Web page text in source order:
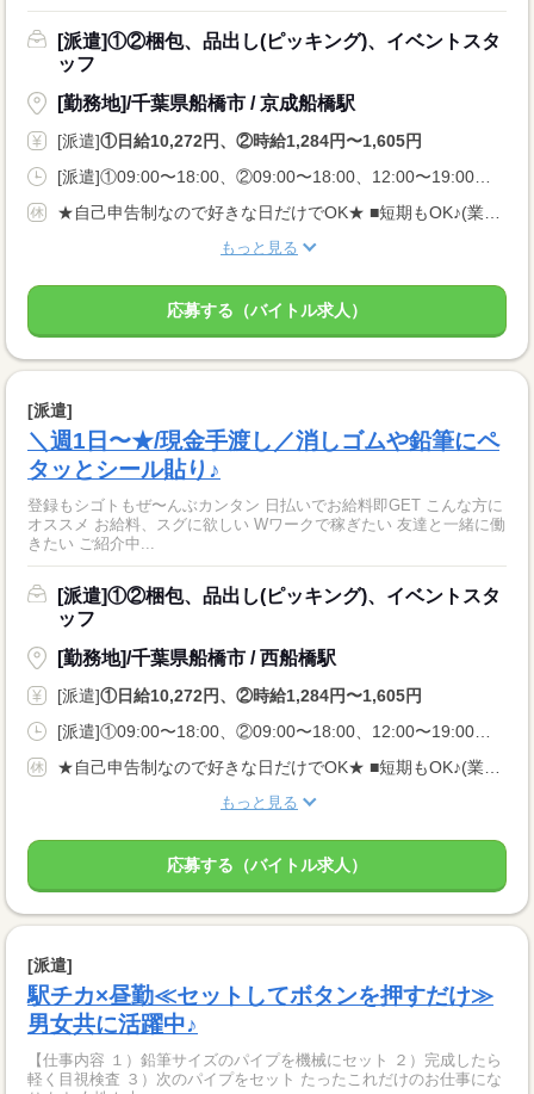
[派遣]①②梱包、品出し(ピッキング)、イベントスタ
ッフ
[勤務地]/千葉県船橋市 / 京成船橋駅
[派遣]①日給10,272円、②時給1,284円〜1,605円
[派遣]①09:00〜18:00、②09:00〜18:00、12:00〜19:00、22:00〜07:00
★自己申告制なので好きな日だけでOK★ ■短期もOK♪(業法に基づく規定あり) ■長期休みご相談OK ■土日のみOK ■WワークOK
もっと見る
応募する（バイトル求人）
[派遣]
＼週1日〜★/現金手渡し／消しゴムや鉛筆にペ
タッとシール貼り♪
登録もシゴトもぜ〜んぶカンタン 日払いでお給料即GET こんな方に
オススメ お給料、スグに欲しい Wワークで稼ぎたい 友達と一緒に働
きたい ご紹介中...
[派遣]①②梱包、品出し(ピッキング)、イベントスタ
ッフ
[勤務地]/千葉県船橋市 / 西船橋駅
[派遣]①日給10,272円、②時給1,284円〜1,605円
[派遣]①09:00〜18:00、②09:00〜18:00、12:00〜19:00、22:00〜07:00
★自己申告制なので好きな日だけでOK★ ■短期もOK♪(業法に基づく規定あり) ■長期休みご相談OK ■土日のみOK ■WワークOK
もっと見る
応募する（バイトル求人）
[派遣]
駅チカ×昼勤≪セットしてボタンを押すだけ≫
男女共に活躍中♪
【仕事内容 １）鉛筆サイズのパイプを機械にセット ２）完成したら
軽く目視検査 ３）次のパイプをセット たったこれだけのお仕事にな